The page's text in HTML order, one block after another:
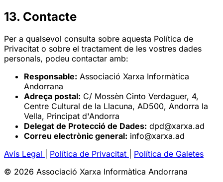
13. Contacte
Per a qualsevol consulta sobre aquesta Política de
Privacitat o sobre el tractament de les vostres dades
personals, podeu contactar amb:
Responsable: Associació Xarxa Informàtica
Andorrana
Adreça postal: C/ Mossèn Cinto Verdaguer, 4,
Centre Cultural de la Llacuna, AD500, Andorra la
Vella, Principat d'Andorra
Delegat de Protecció de Dades: dpd@xarxa.ad
Correu electrònic general: info@xarxa.ad
Avís Legal
Política de Privacitat
Política de Galetes
© 2026 Associació Xarxa Informàtica Andorrana